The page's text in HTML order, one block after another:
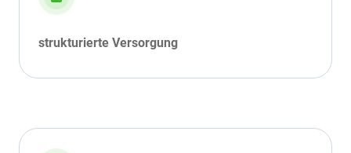
strukturierte Versorgung